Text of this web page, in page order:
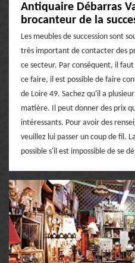
Antiquaire Débarras
brocanteur de la
Les meubles de succession sont
très important de contacter des
ce secteur. Par conséquent, il
ce faire, il est possible de faire
de Loire 49. Sachez qu'il a
matière. Il peut donner des prix
intéressants. Pour avoir des
veuillez lui passer un coup de fil.
possible s'il est impossible de se